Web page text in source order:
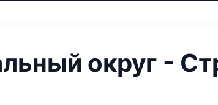
округ -